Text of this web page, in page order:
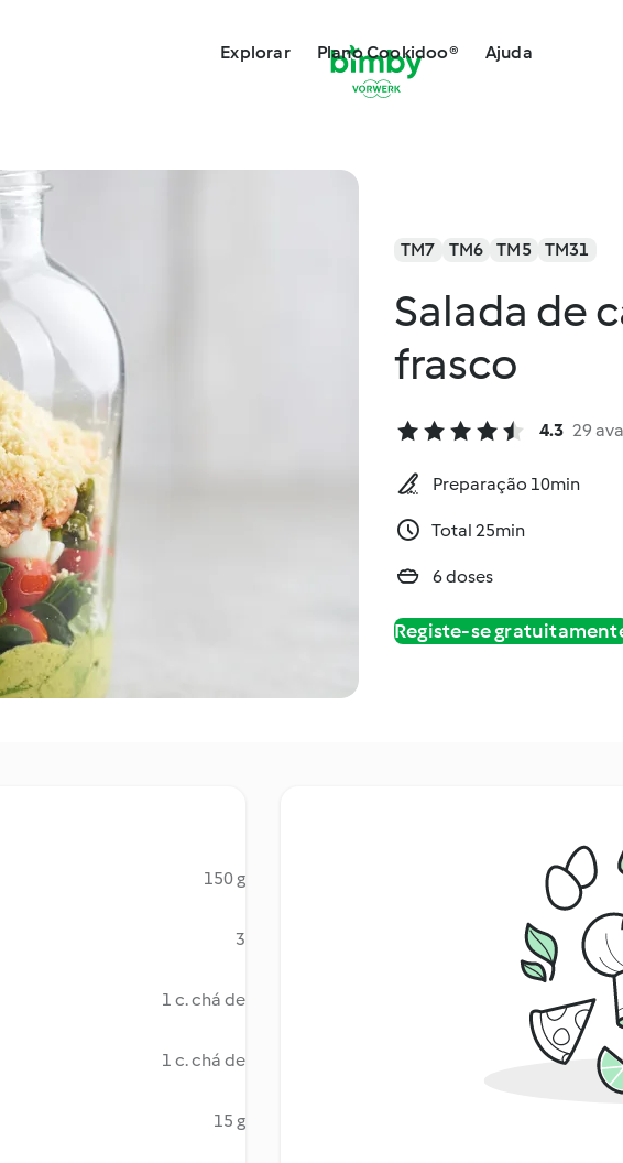
Explorar Plano Cookidoo® Ajuda
TM7 TM6 TM5 TM31
Salada de
frasco
4.3 29
Preparação 10min
Total 25min
6 doses
Registe-se
150 g
3
1 c. chá de
1 c. chá de
15 g